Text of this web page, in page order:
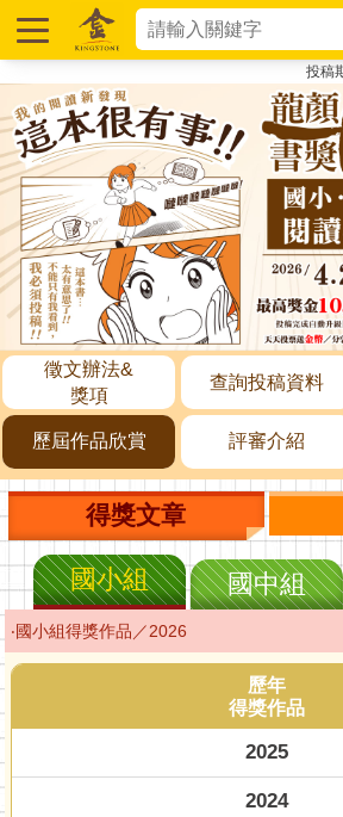
投稿
徵文辦法&
獎項
查詢投稿資料
歷屆作品欣賞 評審介紹
得獎文章
國小組 國中組
‧國小組得獎作品／2026
歷年
得獎作品
2025
2024